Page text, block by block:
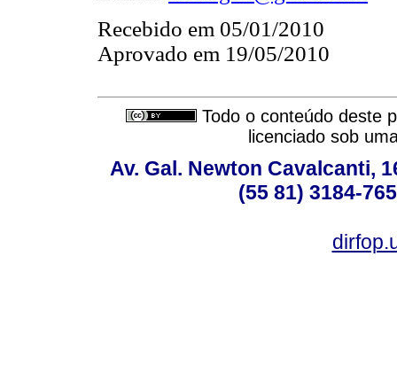
Recebido em 05/01/2010
Aprovado em 19/05/2010
Todo o conteúdo deste
licenciado sob
Av. Gal. Newton Cavalcanti,
(55 81) 3184-